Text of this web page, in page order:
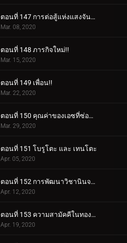
ตอนที่ 147 การต่อสู้แห่งแสงจันทร์อันเป็นเวรกรรม
Mar. 08, 2020
ตอนที่ 148 ภารกิจใหม่!!
Mar. 15, 2020
ตอนที่ 149 เพื่อน!!
Mar. 22, 2020
ตอนที่ 150 คุณค่าของเอซที่ซ่อนอยู่
Mar. 29, 2020
ตอนที่ 151 โบรูโตะ และ เทนโตะ
Apr. 05, 2020
ตอนที่ 152 การพัฒนาวิชานินจาทางการแพทย์
Apr. 12, 2020
ตอนที่ 153 ความสามัคคีในทองคำ
Apr. 19, 2020